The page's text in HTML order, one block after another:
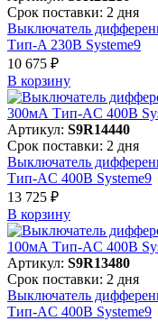
Срок поставки: 2 дня
Выключатель
Тип-A 230В Systeme9
10 675 ₽
В корзинy
Артикул: S9R14440
Срок поставки: 2 дня
Выключатель
Тип-AC 400В Systeme9
13 725 ₽
В корзинy
Артикул: S9R13480
Срок поставки: 2 дня
Выключатель
Тип-AC 400В Systeme9